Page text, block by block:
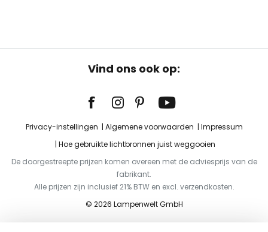
Vind ons ook op:
Privacy-instellingen Algemene voorwaarden
Impressum
Hoe gebruikte lichtbronnen juist weggooien
De doorgestreepte prijzen komen overeen met de adviesprijs van de
fabrikant.
Alle prijzen zijn inclusief 21% BTW en excl. verzendkosten.
© 2026 Lampenwelt GmbH